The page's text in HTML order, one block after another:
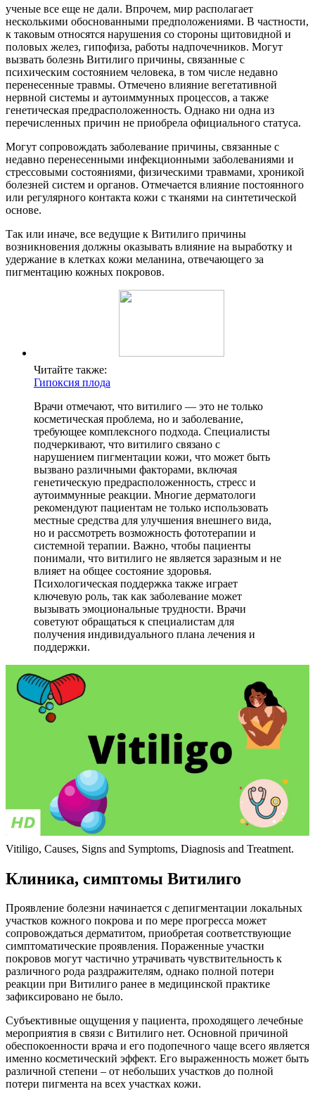
ученые все еще не дали. Впрочем, мир располагает
несколькими обоснованными предположениями. В частности,
к таковым относятся нарушения со стороны щитовидной и
половых желез, гипофиза, работы надпочечников. Могут
вызвать болезнь Витилиго причины, связанные с
психическим состоянием человека, в том числе недавно
перенесенные травмы. Отмечено влияние вегетативной
нервной системы и аутоиммунных процессов, а также
генетическая предрасположенность. Однако ни одна из
перечисленных причин не приобрела официального статуса.
Могут сопровождать заболевание причины, связанные с
недавно перенесенными инфекционными заболеваниями и
стрессовыми состояниями, физическими травмами, хроникой
болезней систем и органов. Отмечается влияние постоянного
или регулярного контакта кожи с тканями на синтетической
основе.
Так или иначе, все ведущие к Витилиго причины
возникновения должны оказывать влияние на выработку и
удержание в клетках кожи меланина, отвечающего за
пигментацию кожных покровов.
Читайте также:
Гипоксия плода
Врачи отмечают, что витилиго — это не только
косметическая проблема, но и заболевание,
требующее комплексного подхода. Специалисты
подчеркивают, что витилиго связано с
нарушением пигментации кожи, что может быть
вызвано различными факторами, включая
генетическую предрасположенность, стресс и
аутоиммунные реакции. Многие дерматологи
рекомендуют пациентам не только использовать
местные средства для улучшения внешнего вида,
но и рассмотреть возможность фототерапии и
системной терапии. Важно, чтобы пациенты
понимали, что витилиго не является заразным и не
влияет на общее состояние здоровья.
Психологическая поддержка также играет
ключевую роль, так как заболевание может
вызывать эмоциональные трудности. Врачи
советуют обращаться к специалистам для
получения индивидуального плана лечения и
поддержки.
Vitiligo, Causes, Signs and Symptoms, Diagnosis and Treatment.
Клиника, симптомы Витилиго
Проявление болезни начинается с депигментации локальных
участков кожного покрова и по мере прогресса может
сопровождаться дерматитом, приобретая соответствующие
симптоматические проявления. Пораженные участки
покровов могут частично утрачивать чувствительность к
различного рода раздражителям, однако полной потери
реакции при Витилиго ранее в медицинской практике
зафиксировано не было.
Субъективные ощущения у пациента, проходящего лечебные
мероприятия в связи с Витилиго нет. Основной причиной
обеспокоенности врача и его подопечного чаще всего является
именно косметический эффект. Его выраженность может быть
различной степени – от небольших участков до полной
потери пигмента на всех участках кожи.